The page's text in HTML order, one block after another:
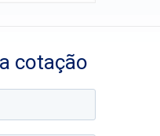
cotação